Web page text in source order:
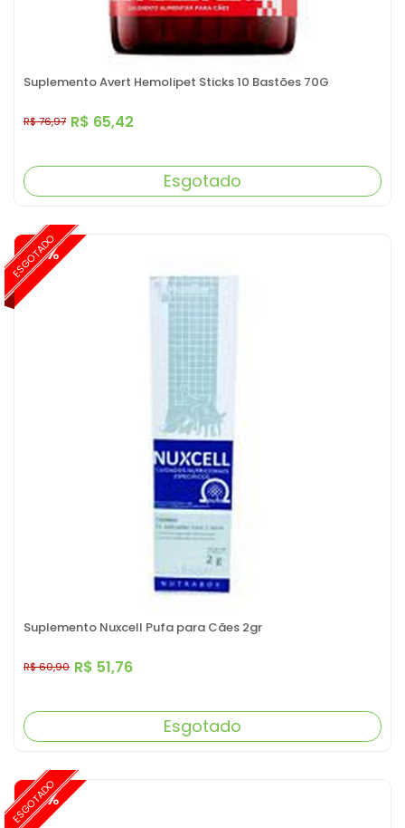
Suplemento Avert Hemolipet Sticks 10 Bastões 70G
R$ 65,42
R$ 76,97
Esgotado
ESGOTADO
Suplemento Nuxcell Pufa para Cães 2gr
R$ 51,76
R$ 60,90
-15%
Esgotado
ESGOTADO
-15%